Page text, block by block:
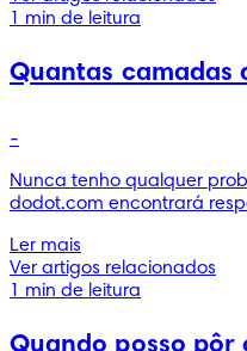
1 min de leitura
Quantas camadas
-
Nunca tenho qualquer
dodot.com encontrará
Ler mais
Ver artigos relacionados
1 min de leitura